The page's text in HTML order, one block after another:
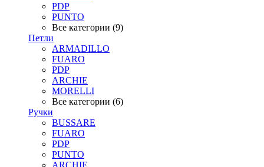
PDP
PUNTO
Все категории (9)
Петли
ARMADILLO
FUARO
PDP
ARCHIE
MORELLI
Все категории (6)
Ручки
BUSSARE
FUARO
PDP
PUNTO
ARCHIE